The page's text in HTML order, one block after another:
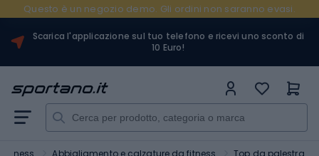
Questo è un negozio demo. Gli ordini non saranno evasi.
Scarica l'applicazione sul tuo telefono e ricevi uno sconto di
10 Euro!
fitness Abbigliamento e calzature da fitness Top da palestra